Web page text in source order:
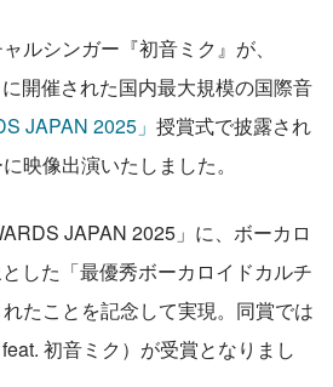
ルシンガー『初音ミク』が、
開催された国内最大規模の国際音
JAPAN 2025」 授賞式で披露され
映像出演いたしました。
JAPAN 2025」に、ボーカロ
した「最優秀ボーカロイドカルチ
たことを記念して実現。同賞では
初音ミク）が受賞となりまし